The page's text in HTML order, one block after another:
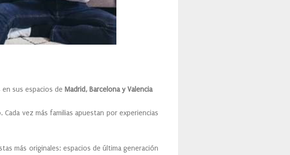
sus espacios de Madrid, Barcelona y Valencia
vez más familias apuestan por experiencias
más originales: espacios de última generación